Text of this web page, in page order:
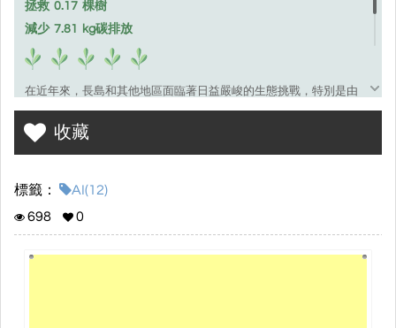
拯救 0.17 棵樹
減少 7.81 kg碳排放
在近年來，長島和其他地區面臨著日益嚴峻的生態挑戰，特別是由
於棕潮和水質污染的影響。2017年，長島經歷了強烈的棕潮，這導
致水中的營養物質激增，藻類過度生長，減少了陽光對蟲黃藻的照
射，進而影響珊瑚的光合作用與氧氣供應，導致珊瑚缺氧，增加了
他海洋生物造成毒性影響。全球漁業在疫情後略有恢復，但水產養
殖已成為未來增長的主要來源。特別是在亞洲，水產品需求逐漸放
緩，面臨著捕撈過度和環境變遷等問題。
同時，根據報告，台灣的海洋生物多樣性正受到人類活動的威脅，
收藏
標籤：
AI(12)
698
0